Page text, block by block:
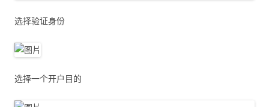
选择验证身份
选择一个开户目的